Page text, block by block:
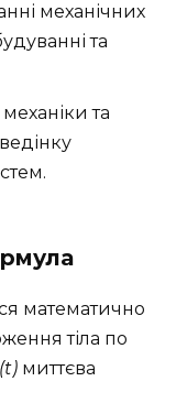
механічних
та
та
математично
тіла по
миттєва